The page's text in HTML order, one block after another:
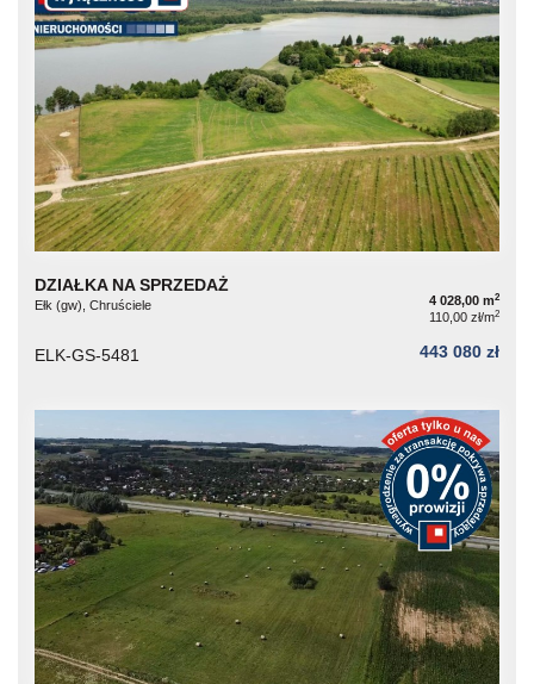
DZIAŁKA NA SPRZEDAŻ
Ełk (gw), Chruściele 4 028,00 m2
110,00 zł/m2
ELK-GS-5481 443 080 zł